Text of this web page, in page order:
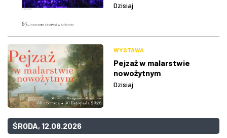
Dzisiaj
WYSTAWA
Pejzaż w malarstwie
nowożytnym
Dzisiaj
ŚRODA, 12.08.2026